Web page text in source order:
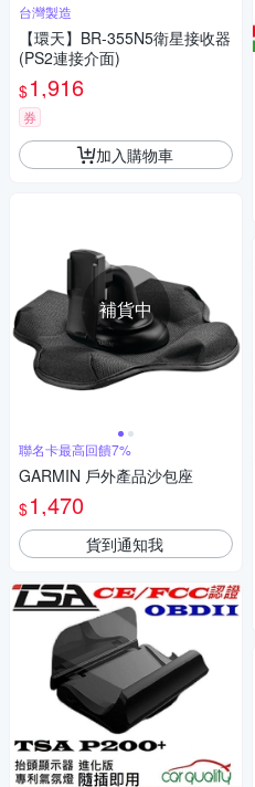
台灣製造
【環天】BR-355N5衛星接收器
(PS2連接介面)
$1,916
券
加入購物車
補貨中
聯名卡最高回饋7%
GARMIN 戶外產品沙包座
$1,470
貨到通知我